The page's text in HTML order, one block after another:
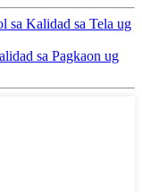
sa Kalidad sa Tela ug
sa Pagkaon ug